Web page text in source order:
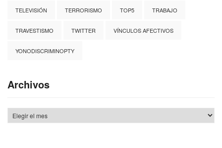
TELEVISIÓN TERRORISMO TOP5 TRABAJO
TRAVESTISMO TWITTER VÍNCULOS AFECTIVOS
YONODISCRIMINOPTY
Archivos
Archivos